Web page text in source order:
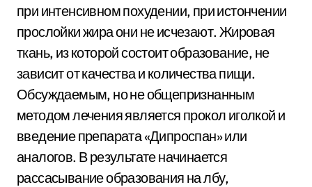
при интенсивном похудении, при истончении
прослойки жира они не исчезают. Жировая
ткань, из которой состоит образование, не
зависит от качества и количества пищи.
Обсуждаемым, но не общепризнанным
методом лечения является прокол иголкой и
введение препарата «Дипроспан» или
аналогов. В результате начинается
рассасывание образования на лбу,